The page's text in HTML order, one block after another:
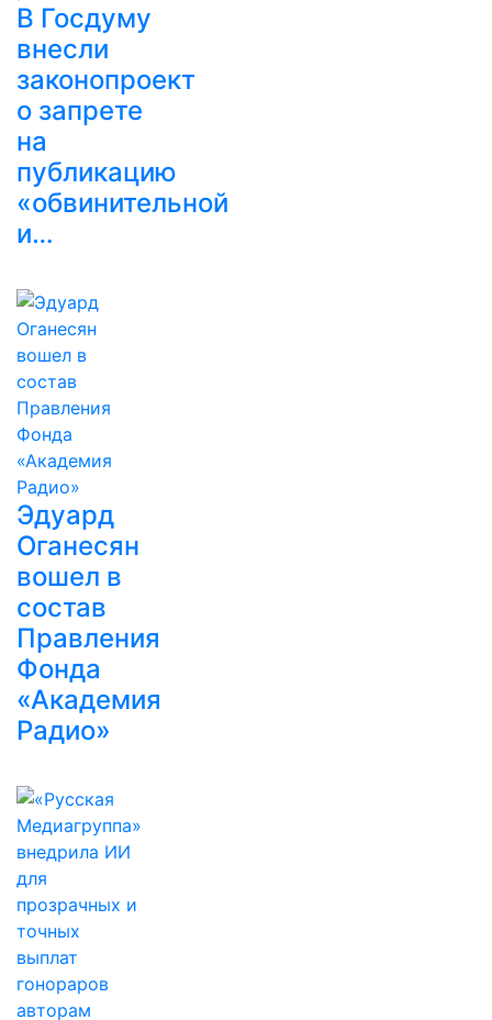
В Госдуму
внесли
законопроект
о запрете
на
публикацию
«обвинительной
и…
Эдуард
Оганесян
вошел в
состав
Правления
Фонда
«Академия
Радио»